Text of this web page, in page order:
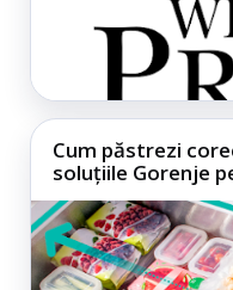
Cum păstrezi
soluțiile Gorenje